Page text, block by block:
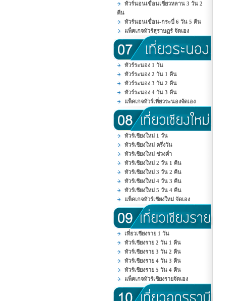
ทัวร์นอนเขื่อนเชี่ยวหลาน 3 วัน 2
คืน
ทัวร์นอนเขื่อน-กระบี่ 6 วัน 5 คืน
แพ็คเกจทัวร์สุราษฏร์ จัดเอง
ทัวร์ระนอง 1 วัน
ทัวร์ระนอง 2 วัน 1 คืน
ทัวร์ระนอง 3 วัน 2 คืน
ทัวร์ระนอง 4 วัน 3 คืน
แพ็คเกจทัวร์เที่ยวระนองจัดเอง
ทัวร์เชียงใหม่ 1 วัน
ทัวร์เชียงใหม่ ครึ่งวัน
ทัวร์เชียงใหม่ ช่วงค่ำ
ทัวร์เชียงใหม่ 2 วัน 1 คืน
ทัวร์เชียงใหม่ 3 วัน 2 คืน
ทัวร์เชียงใหม่ 4 วัน 3 คืน
ทัวร์เชียงใหม่ 5 วัน 4 คืน
แพ็คเกจทัวร์เชียงใหม่ จัดเอง
เที่ยวเชียงราย 1 วัน
ทัวร์เชียงราย 2 วัน 1 คืน
ทัวร์เชียงราย 3 วัน 2 คืน
ทัวร์เชียงราย 4 วัน 3 คืน
ทัวร์เชียงราย 5 วัน 4 คืน
แพ็คเกจทัวร์เชียงรายจัดเอง